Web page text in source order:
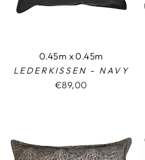
0.45m x 0.45m
LEDERKISSEN - NAVY
€89,00